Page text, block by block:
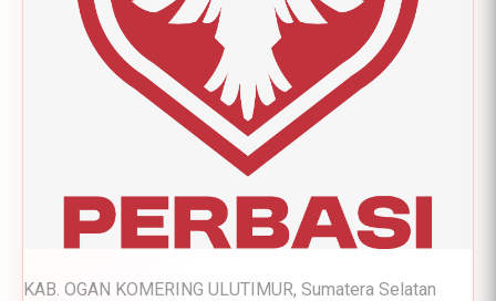
KAB. OGAN KOMERING ULUTIMUR, Sumatera Selatan